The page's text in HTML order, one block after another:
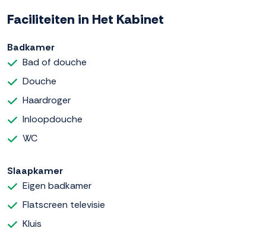
Faciliteiten in Het Kabinet
Badkamer
Bad of douche
Douche
Haardroger
Inloopdouche
WC
Slaapkamer
Eigen badkamer
Flatscreen televisie
Kluis